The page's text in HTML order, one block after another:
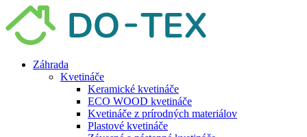
Preskočiť
na
obsah
Záhrada
Kvetináče
Keramické kvetináče
ECO WOOD kvetináče
Kvetináče z prírodných materiálov
Plastové kvetináče